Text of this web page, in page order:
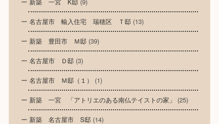
名古屋市 輸入住宅 瑞穂区 Ｔ邸(13)
新築 豊田市 Ｍ邸(39)
名古屋市 Ｄ邸(3)
名古屋市 Ｍ邸（１） (1)
新築 一宮 「アトリエのある南仏テイストの家」 (25)
新築 名古屋市 S邸(14)